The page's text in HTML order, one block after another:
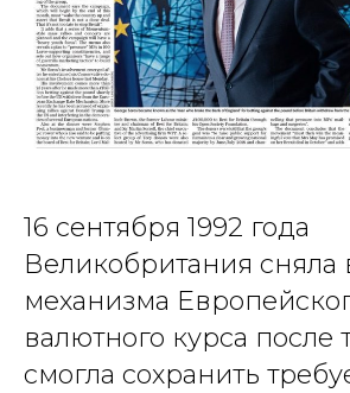
16 сентября 1992 года
Великобритания сняла
механизма
валютного курса после
смогла сохранить